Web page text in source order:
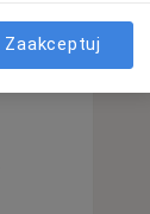
Pon,
Zaakceptuj